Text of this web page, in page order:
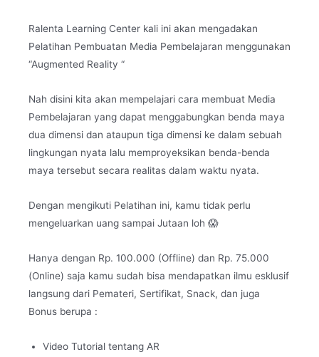
Ralenta Learning Center kali ini akan mengadakan
Pelatihan Pembuatan Media Pembelajaran menggunakan
“Augmented Reality “
Nah disini kita akan mempelajari cara membuat Media
Pembelajaran yang dapat menggabungkan benda maya
dua dimensi dan ataupun tiga dimensi ke dalam sebuah
lingkungan nyata lalu memproyeksikan benda-benda
maya tersebut secara realitas dalam waktu nyata.
Dengan mengikuti Pelatihan ini, kamu tidak perlu
mengeluarkan uang sampai Jutaan loh 😱
Hanya dengan Rp. 100.000 (Offline) dan Rp. 75.000
(Online) saja kamu sudah bisa mendapatkan ilmu esklusif
langsung dari Pemateri, Sertifikat, Snack, dan juga
Bonus berupa :
Video Tutorial tentang AR